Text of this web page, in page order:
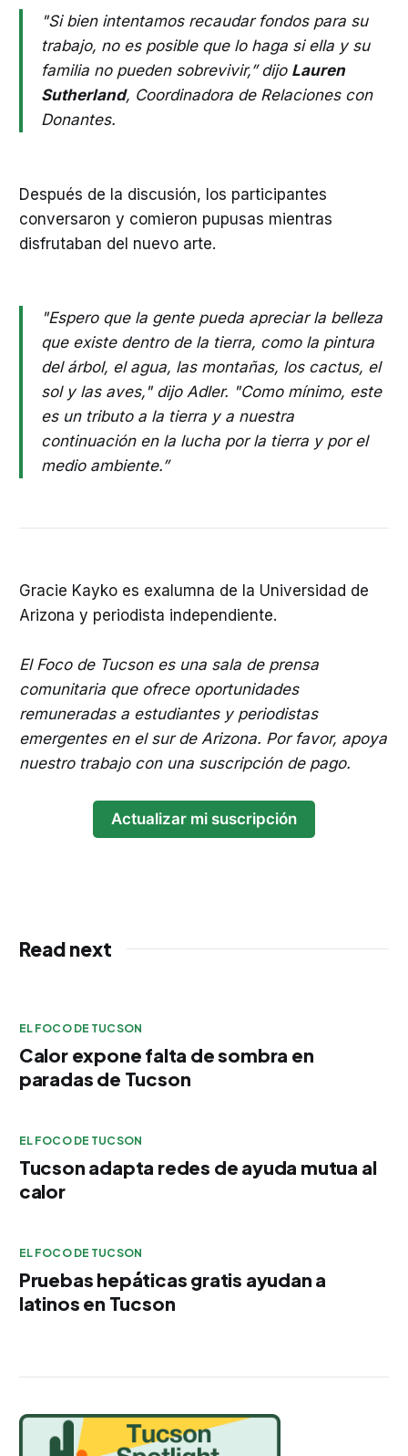
"Si bien intentamos recaudar fondos para su
trabajo, no es posible que lo haga si ella y su
familia no pueden sobrevivir,” dijo Lauren
Sutherland, Coordinadora de Relaciones con
Donantes.
Después de la discusión, los participantes
conversaron y comieron pupusas mientras
disfrutaban del nuevo arte.
"Espero que la gente pueda apreciar la belleza
que existe dentro de la tierra, como la pintura
del árbol, el agua, las montañas, los cactus, el
sol y las aves," dijo Adler. "Como mínimo, este
es un tributo a la tierra y a nuestra
continuación en la lucha por la tierra y por el
medio ambiente.”
Gracie Kayko es exalumna de la Universidad de
Arizona y periodista independiente.
El Foco de Tucson es una sala de prensa
comunitaria que ofrece oportunidades
remuneradas a estudiantes y periodistas
emergentes en el sur de Arizona. Por favor, apoya
nuestro trabajo con una suscripción de pago.
Actualizar mi suscripción
Read next
EL FOCO DE TUCSON
Calor expone falta de sombra en
paradas de Tucson
EL FOCO DE TUCSON
Tucson adapta redes de ayuda mutua al
calor
EL FOCO DE TUCSON
Pruebas hepáticas gratis ayudan a
latinos en Tucson